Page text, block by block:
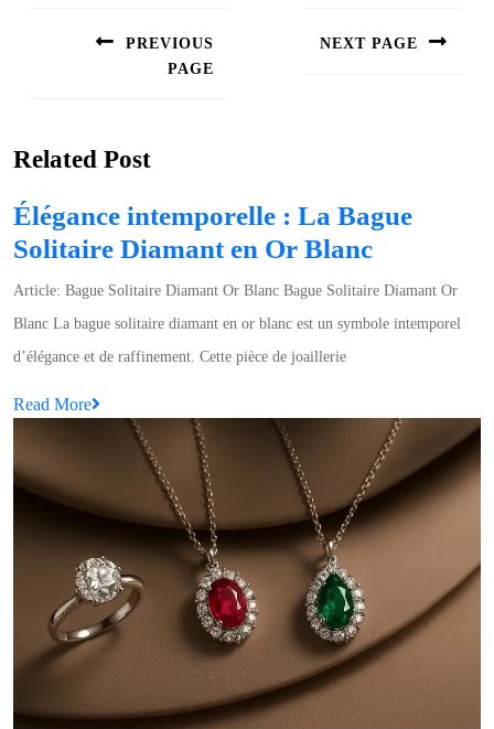
PREVIOUS
PAGE
NEXT PAGE
Related Post
Élégance intemporelle : La Bague
Solitaire Diamant en Or BlancÉlégance
:
Solitaire
Diamant
en
Or
Blanc
Article: Bague Solitaire Diamant Or Blanc Bague Solitaire Diamant Or
Blanc La bague solitaire diamant en or blanc est un symbole intemporel
d’élégance et de raffinement. Cette pièce de joaillerie
Read More
More